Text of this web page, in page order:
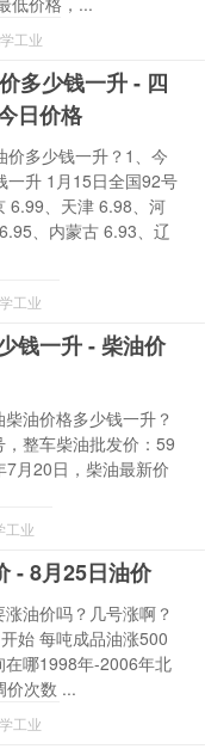
工业
多少钱一升 - 四
日价格
价多少钱一升？1、今
一升 1月15日全国92号
6.99、天津 6.98、河
、内蒙古 6.93、辽
工业
钱一升 - 柴油价
油价格多少钱一升？
整车柴油批发价：59
月20日，柴油最新价
工业
- 8月25日油价
油价吗？几号涨啊？
始 每吨成品油涨500
在哪1998年-2006年北
价次数 ...
工业